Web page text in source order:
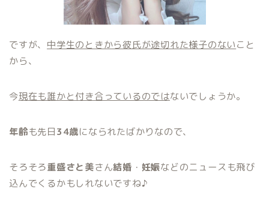
ですが、 中学生のときから彼氏が途切れた様子のないこと
から、
今現在も誰かと付き合っているのではないでしょうか。
年齢も先日34歳になられたばかりなので、
そろそろ重盛さと美さん結婚 ・ 妊娠などのニュースも飛び
込んでくるかもしれないですね♪